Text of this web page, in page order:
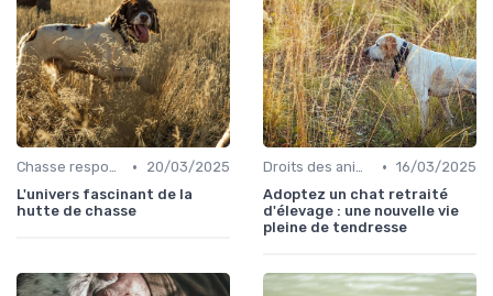
Chasse responsable •
20/03/2025
L'univers fascinant de la
hutte de chasse
Droits des animaux • 16/03/2025
Adoptez un chat retraité
d'élevage : une nouvelle vie
pleine de tendresse